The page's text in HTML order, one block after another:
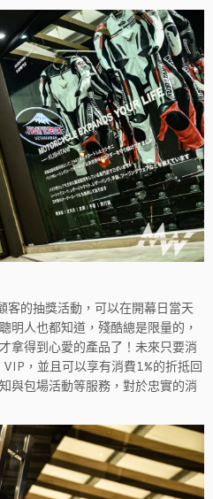
的抽獎活動，可以在開幕日當天
明人也都知道，殘酷總是限量的，
拿得到心愛的產品了！未來只要消
，並且可以享有消費1%的折抵回
與包場活動等服務，對於忠實的消